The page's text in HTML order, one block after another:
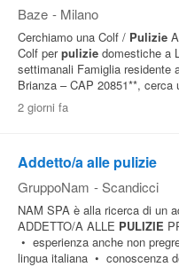
Baze - Milano
Cerchiamo una Colf / Pulizie
Colf perpulizie domestiche a
settimanali Famiglia residente
Brianza – CAP 20851**, cerca
2 giorni fa
Addetto/a alle pulizie
GruppoNam - Scandicci
NAM SPA è alla ricerca di un
ADDETTO/A ALLE PULIZIE
• esperienza anche non
lingua italiana • conoscenza